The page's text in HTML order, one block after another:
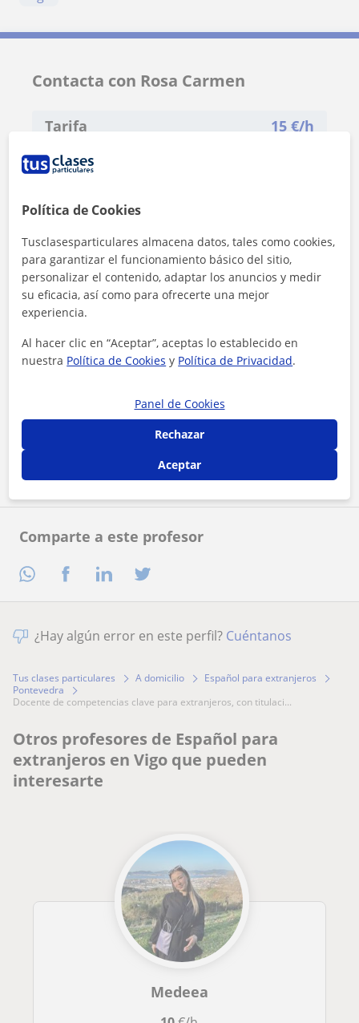
Comparte a este profesor
Contacta con Rosa Carmen
Tarifa 15 €/h
Al hacer clic, aceptas nuestro aviso legaly de
¿Hay algún error en este perfil? Cuéntanos
Tus clases particulares A domicilio
Español para extranjeros
Pontevedra
docente de competencias clave para extranjeros, con titulaci...
Otros profesores de Español para
extranjeros en Vigo que pueden
interesarte
Medeea
Política de Cookies
Tusclasesparticulares almacena datos, tales como cookies,
para garantizar el funcionamiento básico del sitio,
personalizar el contenido, adaptar los anuncios y medir
su eficacia, así como para ofrecerte una mejor
experiencia.
Al hacer clic en “Aceptar”, aceptas lo establecido en
nuestra Política de Cookies y Política de Privacidad.
Panel de Cookies
Rechazar
Aceptar